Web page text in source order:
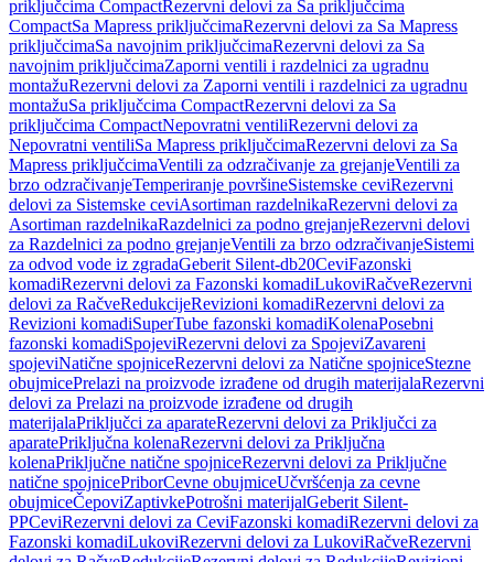
priključcima CompactRezervni delovi za Sa priključcima
CompactSa Mapress priključcimaRezervni delovi za Sa Mapress
priključcimaSa navojnim priključcimaRezervni delovi za Sa
navojnim priključcimaZaporni ventili i razdelnici za ugradnu
montažuRezervni delovi za Zaporni ventili i razdelnici za ugradnu
montažuSa priključcima CompactRezervni delovi za Sa
priključcima CompactNepovratni ventiliRezervni delovi za
Nepovratni ventiliSa Mapress priključcimaRezervni delovi za Sa
Mapress priključcimaVentili za odzračivanje za grejanjeVentili za
brzo odzračivanjeTemperiranje površineSistemske ceviRezervni
delovi za Sistemske ceviAsortiman razdelnikaRezervni delovi za
Asortiman razdelnikaRazdelnici za podno grejanjeRezervni delovi
za Razdelnici za podno grejanjeVentili za brzo odzračivanjeSistemi
za odvod vode iz zgradaGeberit Silent-db20CeviFazonski
komadiRezervni delovi za Fazonski komadiLukoviRačveRezervni
delovi za RačveRedukcijeRevizioni komadiRezervni delovi za
Revizioni komadiSuperTube fazonski komadiKolenaPosebni
fazonski komadiSpojeviRezervni delovi za SpojeviZavareni
spojeviNatične spojniceRezervni delovi za Natične spojniceStezne
obujmicePrelazi na proizvode izrađene od drugih materijalaRezervni
delovi za Prelazi na proizvode izrađene od drugih
materijalaPriključci za aparateRezervni delovi za Priključci za
aparatePriključna kolenaRezervni delovi za Priključna
kolenaPriključne natične spojniceRezervni delovi za Priključne
natične spojnicePriborCevne obujmiceUčvršćenja za cevne
obujmiceČepoviZaptivkePotrošni materijalGeberit Silent-
PPCeviRezervni delovi za CeviFazonski komadiRezervni delovi za
Fazonski komadiLukoviRezervni delovi za LukoviRačveRezervni